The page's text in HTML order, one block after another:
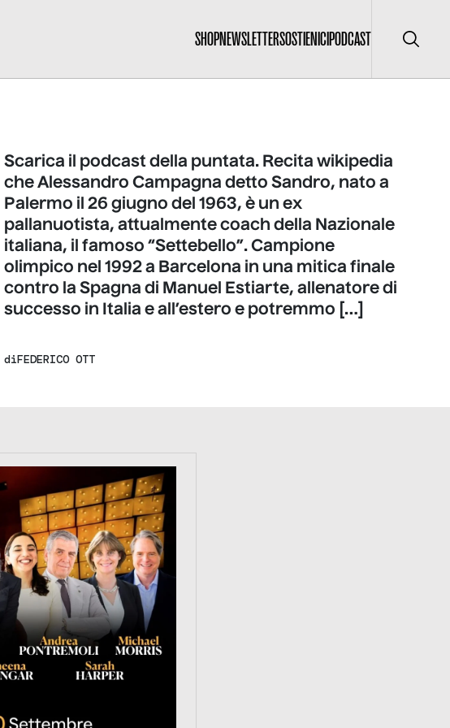
SHOPNEWSLETTERSOSTIENICIPODCAST Cerca
Scarica il podcast della puntata. Recita wikipedia
che Alessandro Campagna detto Sandro, nato a
Palermo il 26 giugno del 1963, è un ex
pallanuotista, attualmente coach della Nazionale
italiana, il famoso “Settebello”. Campione
olimpico nel 1992 a Barcelona in una mitica finale
contro la Spagna di Manuel Estiarte, allenatore di
successo in Italia e all’estero e potremmo […]
diFEDERICO OTT